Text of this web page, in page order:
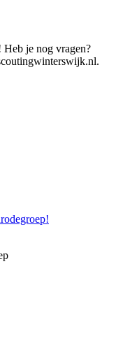
je nog vragen?